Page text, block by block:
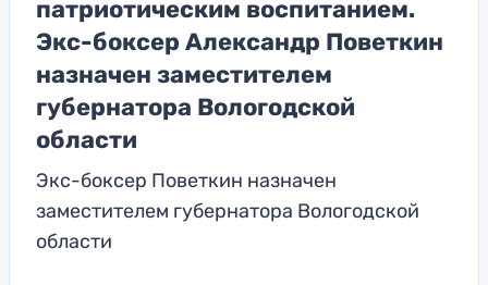
патриотическим воспитанием.
Экс-боксер Александр Поветкин
назначен заместителем
губернатора Вологодской
области
Экс-боксер Поветкин назначен
заместителем губернатора Вологодской
области